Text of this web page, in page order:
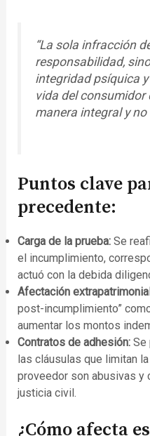
“La sola infracción
responsabilidad,
integridad psíquica
vida del consumidor
manera integral y no
Puntos clave
precedente:
Carga de la prueba:Se
el incumplimiento,
actuó con la debida
Afectación
post-incumplimiento”
aumentar los montos
Contratos de adhesión:Se
las cláusulas que limitan
proveedor son abusivas y
justicia civil.
¿Cómo afecta